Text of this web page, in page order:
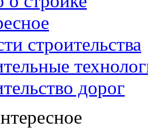
строительства
дорог